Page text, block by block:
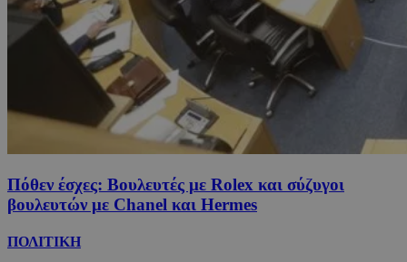
Πόθεν έσχες: Βουλευτές με Rolex και σύζυγοι
βουλευτών με Chanel και Hermes
ΠΟΛΙΤΙΚΗ